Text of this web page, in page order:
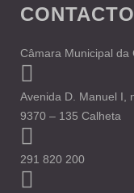
Câmara Municipal da
Avenida D. Manuel I,
9370 – 135 Calheta
291 820 200